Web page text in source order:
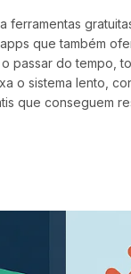
ferramentas
que também
passar do tempo,
o sistema lento,
que conseguem